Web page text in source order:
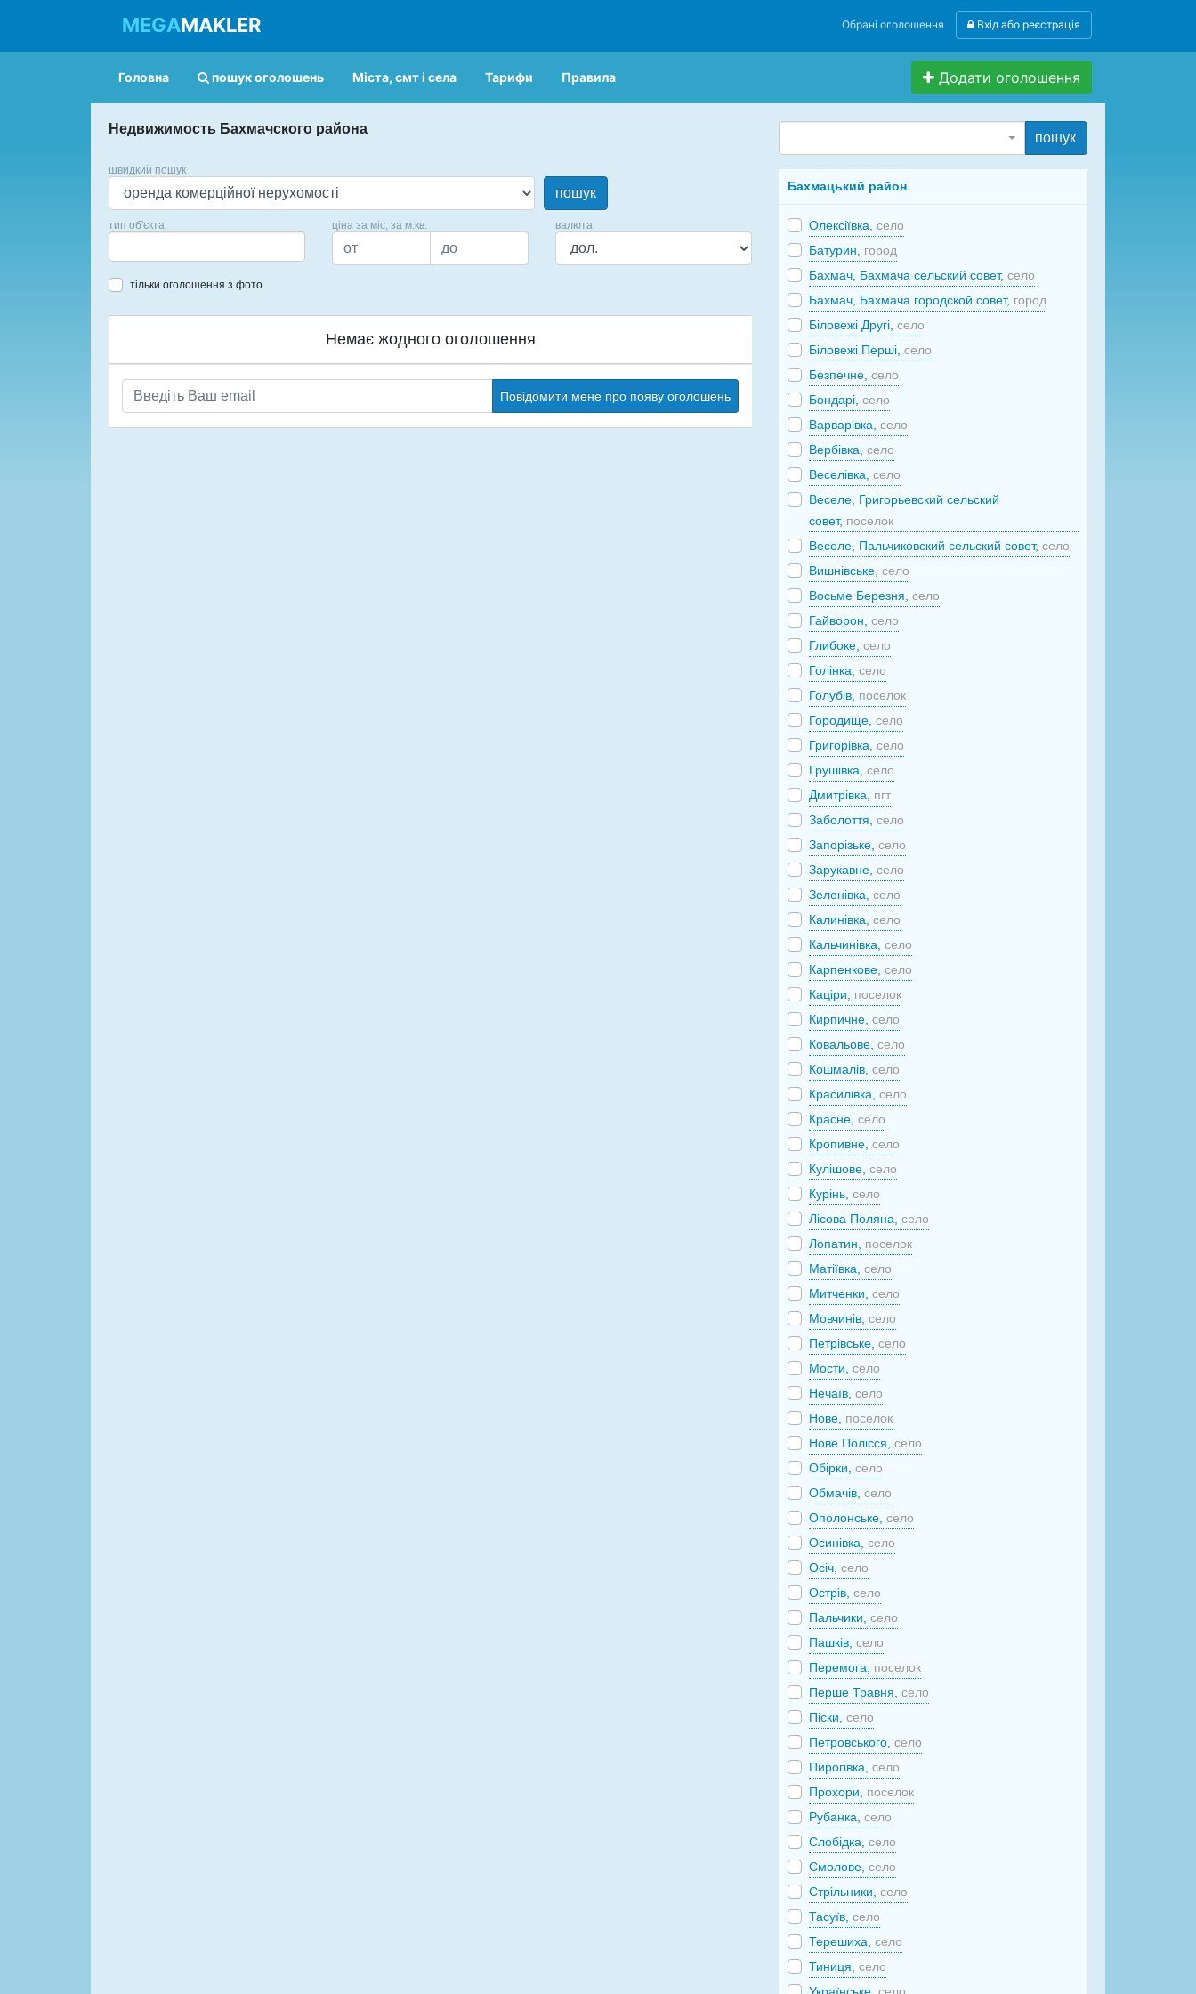
MEGAMAKLER Обрані оголошення Вхід або реєстрація
Головна пошук оголошень Міста, смт і села Тарифи Правила Додати оголошення
Недвижимость Бахмачского района
швидкий пошук
пошук
тип об'єкта ціна за міс, за м.кв. валюта
тільки оголошення з фото
Немає жодного оголошення
Повідомити мене про появу оголошень
пошук
Бахмацький район
Олексіївка,село
Батурин, город
Бахмач, Бахмача сельский совет,село
Бахмач, Бахмача городской совет, город
Біловежі Другі,село
Біловежі Перші,село
Безпечне,село
Бондарі,село
Варварівка,село
Вербівка,село
Веселівка,село
Веселе, Григорьевский сельский
совет, поселок
Веселе, Пальчиковский сельский совет,село
Вишнівське,село
Восьме Березня,село
Гайворон,село
Глибоке,село
Голінка,село
Голубів, поселок
Городище,село
Григорівка,село
Грушівка,село
Дмитрівка, пгт
Заболоття,село
Запорізьке,село
Зарукавне,село
Зеленівка,село
Калинівка,село
Кальчинівка,село
Карпенкове,село
Каціри, поселок
Кирпичне,село
Ковальове,село
Кошмалів,село
Красилівка,село
Красне,село
Кропивне,село
Кулішове,село
Курінь,село
Лісова Поляна,село
Лопатин, поселок
Матіївка,село
Митченки,село
Мовчинів,село
Петрівське,село
Мости,село
Нечаїв,село
Нове, поселок
Нове Полісся,село
Обірки,село
Обмачів,село
Ополонське,село
Осинівка,село
Осіч,село
Острів,село
Пальчики,село
Пашків,село
Перемога, поселок
Перше Травня,село
Піски,село
Петровського,село
Пирогівка,село
Прохори, поселок
Рубанка,село
Слобідка,село
Смолове,село
Стрільники,село
Тасуїв,село
Терешиха,село
Тиниця,село